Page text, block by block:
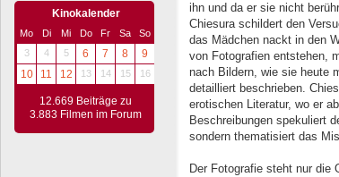
Kinokalender
Mo Di Mi Do Fr Sa
So
3
4 5 6 7 8
9
10
11 12 13 14 15 16
12.669 Beiträge zu
3.883 Filmen im Forum
ihn und da er sie nicht
Chiesura schildert den
das Mädchen nackt in den
von Fotografien entstehen,
nach Bildern, wie sie heute
detailliert beschrieben.
erotischen Literatur, wo er
Beschreibungen spekuliert
sondern thematisiert das
Der Fotografie steht nur die